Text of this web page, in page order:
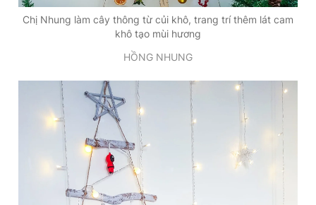
Chị Nhung làm cây thông từ củi khô, trang trí thêm lát cam
khô tạo mùi hương
HỒNG NHUNG